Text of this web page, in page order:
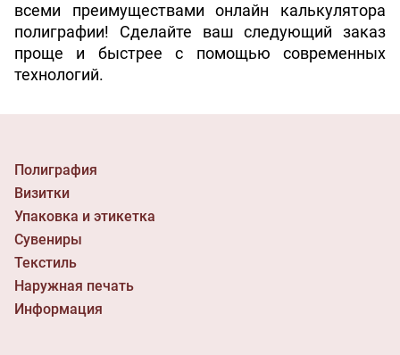
всеми преимуществами онлайн калькулятора
полиграфии! Сделайте ваш следующий заказ
проще и быстрее с помощью современных
технологий.
Полиграфия
Визитки
Упаковка и этикетка
Сувениры
Текстиль
Наружная печать
Информация